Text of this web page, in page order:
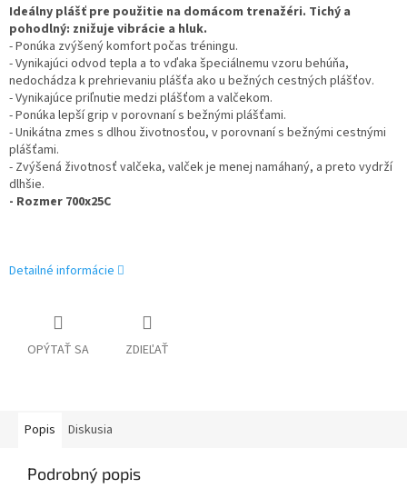
Ideálny plášť pre použitie na domácom trenažéri. Tichý a
pohodlný: znižuje vibrácie a hluk.
- Ponúka zvýšený komfort počas tréningu.
- Vynikajúci odvod tepla a to vďaka špeciálnemu vzoru behúňa,
nedochádza k prehrievaniu plášťa ako u bežných cestných plášťov.
- Vynikajúce priľnutie medzi plášťom a valčekom.
- Ponúka lepší grip v porovnaní s bežnými plášťami.
- Unikátna zmes s dlhou životnosťou, v porovnaní s bežnými cestnými
plášťami.
- Zvýšená životnosť valčeka, valček je menej namáhaný, a preto vydrží
dlhšie.
- Rozmer 700x25C
Detailné informácie
OPÝTAŤ SA ZDIEĽAŤ
Popis Diskusia
Podrobný popis